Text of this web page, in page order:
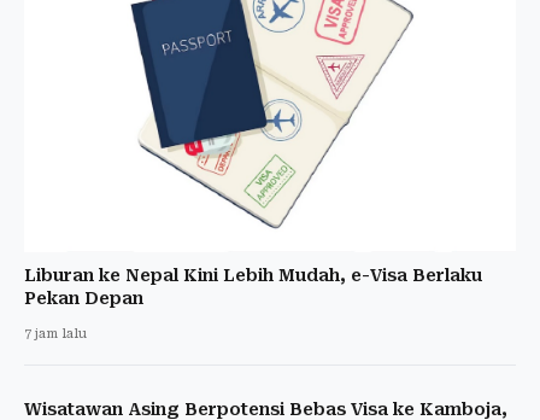
Liburan ke Nepal Kini Lebih Mudah, e-Visa Berlaku
Pekan Depan
7 jam lalu
Wisatawan Asing Berpotensi Bebas Visa ke Kamboja,